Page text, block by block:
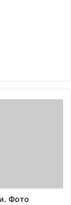
Фото